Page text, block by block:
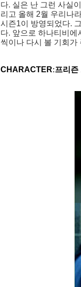
다. 실은 난 그런 사실
리고 올해 2월 우리나
시즌1이 방영되었다.
다. 앞으로 하나티비에
씩이나 다시 볼 기회가
CHARACTERː프리